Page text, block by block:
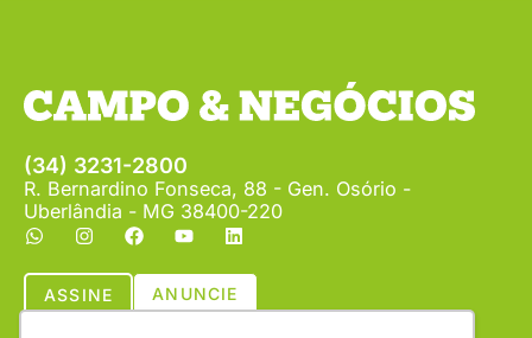
(34) 3231-2800
R. Bernardino Fonseca, 88 - Gen. Osório -
Uberlândia - MG 38400-220
ASSINE ANUNCIE